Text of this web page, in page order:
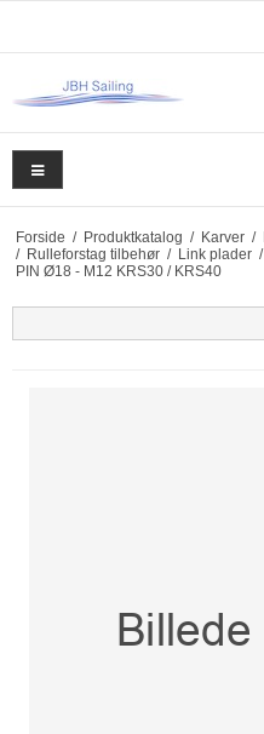
Forside / Produktkatalog / Karver /
/ Rulleforstag tilbehør / Link plader /
PIN Ø18 - M12 KRS30 / KRS40